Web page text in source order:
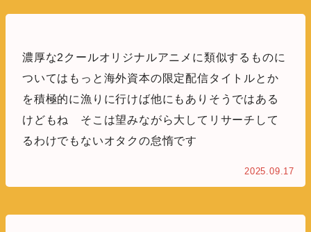
濃厚な2クールオリジナルアニメに類似するものに
ついてはもっと海外資本の限定配信タイトルとか
を積極的に漁りに行けば他にもありそうではある
けどもね そこは望みながら大してリサーチして
るわけでもないオタクの怠惰です
2025.09.17